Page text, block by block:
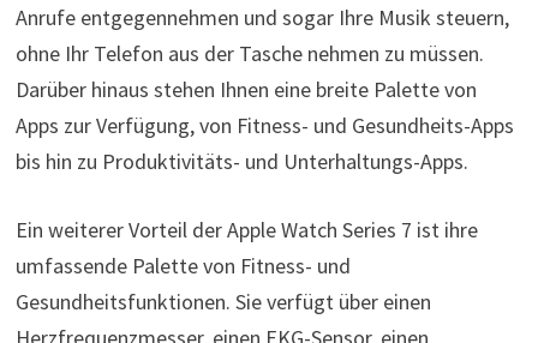
Anrufe entgegennehmen und sogar Ihre Musik steuern,
ohne Ihr Telefon aus der Tasche nehmen zu müssen.
Darüber hinaus stehen Ihnen eine breite Palette von
Apps zur Verfügung, von Fitness- und Gesundheits-Apps
bis hin zu Produktivitäts- und Unterhaltungs-Apps.
Ein weiterer Vorteil der Apple Watch Series 7 ist ihre
umfassende Palette von Fitness- und
Gesundheitsfunktionen. Sie verfügt über einen